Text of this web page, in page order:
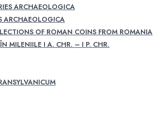
ARCHAEOLOGICA
ARCHAEOLOGICA
OF ROMAN COINS FROM ROMANIA
MILENIILE I A. CHR. – I P. CHR.